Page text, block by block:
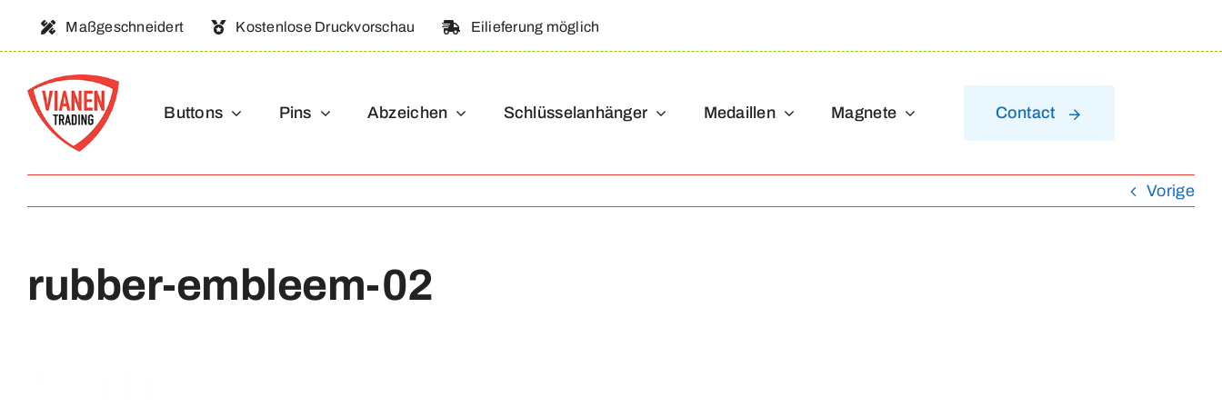
Maßgeschneidert Kostenlose Druckvorschau Eilieferung möglich
Buttons Pins Abzeichen Schlüsselanhänger Medaillen Magnete Contact
Vorige
rubber-embleem-02